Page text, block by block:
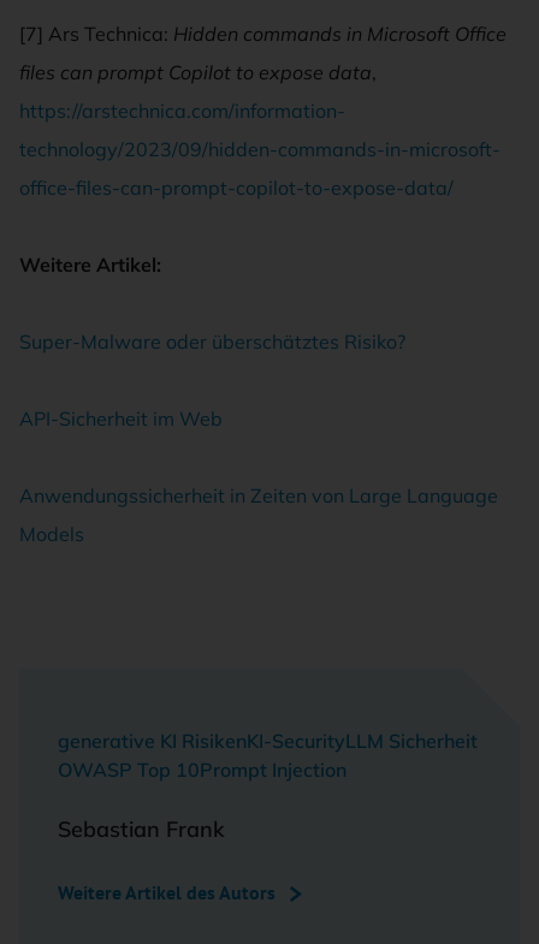
[7] Ars Technica: Hidden commands in Microsoft Office
files can prompt Copilot to expose data,
https://arstechnica.com/information-
technology/2023/09/hidden-commands-in-microsoft-
office-files-can-prompt-copilot-to-expose-data/
Weitere Artikel:
Super-Malware oder überschätztes Risiko?
API-Sicherheit im Web
Anwendungssicherheit in Zeiten von Large Language
Models
generative KI RisikenKI-SecurityLLM Sicherheit
OWASP Top 10Prompt Injection
Sebastian Frank
Weitere Artikel des Autors